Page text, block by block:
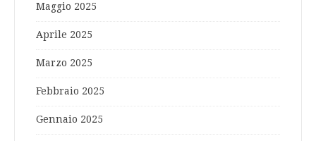
Maggio 2025
Aprile 2025
Marzo 2025
Febbraio 2025
Gennaio 2025